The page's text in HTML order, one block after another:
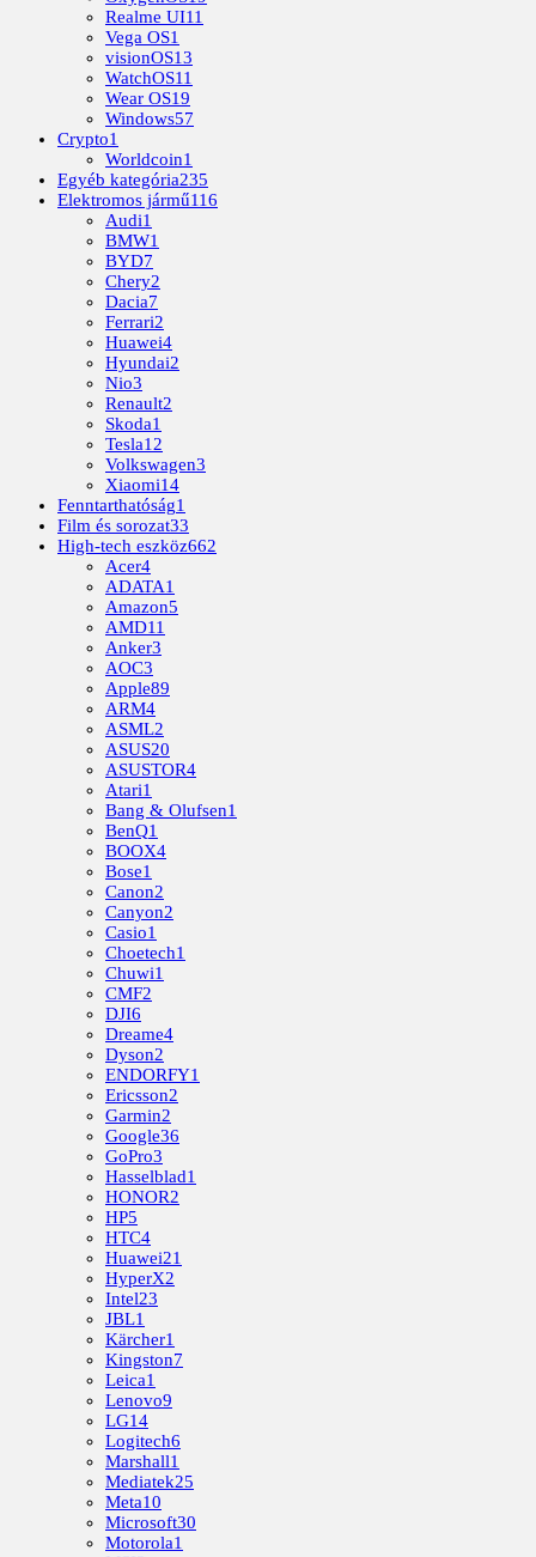
Realme UI11
Vega OS1
visionOS13
WatchOS11
Wear OS19
Windows57
Crypto1
Worldcoin1
Egyéb kategória235
Elektromos jármű116
Audi1
BMW1
BYD7
Chery2
Dacia7
Ferrari2
Huawei4
Hyundai2
Nio3
Renault2
Skoda1
Tesla12
Volkswagen3
Xiaomi14
Fenntarthatóság1
Film és sorozat33
High-tech eszköz662
Acer4
ADATA1
Amazon5
AMD11
Anker3
AOC3
Apple89
ARM4
ASML2
ASUS20
ASUSTOR4
Atari1
Bang & Olufsen1
BenQ1
BOOX4
Bose1
Canon2
Canyon2
Casio1
Choetech1
Chuwi1
CMF2
DJI6
Dreame4
Dyson2
ENDORFY1
Ericsson2
Garmin2
Google36
GoPro3
Hasselblad1
HONOR2
HP5
HTC4
Huawei21
HyperX2
Intel23
JBL1
Kärcher1
Kingston7
Leica1
Lenovo9
LG14
Logitech6
Marshall1
Mediatek25
Meta10
Microsoft30
Motorola1